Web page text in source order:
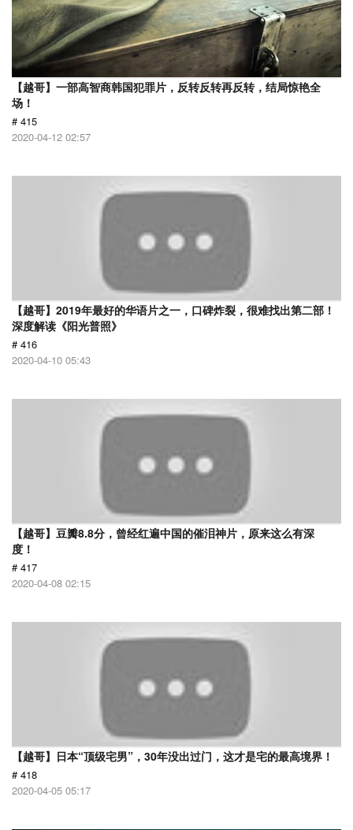
【越哥】一部高智商韩国犯罪片，反转反转再反转，结局惊艳全
场！
# 415
2020-04-12 02:57
【越哥】2019年最好的华语片之一，口碑炸裂，很难找出第二部！
深度解读《阳光普照》
# 416
2020-04-10 05:43
【越哥】豆瓣8.8分，曾经红遍中国的催泪神片，原来这么有深
度！
# 417
2020-04-08 02:15
【越哥】日本“顶级宅男”，30年没出过门，这才是宅的最高境界！
# 418
2020-04-05 05:17